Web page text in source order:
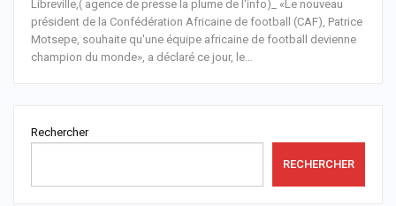
Libreville,( agence de presse la plume de l'info)_ «Le nouveau
président de la Confédération Africaine de football (CAF), Patrice
Motsepe, souhaite qu'une équipe africaine de football devienne
champion du monde», a déclaré ce jour, le
Rechercher
RECHERCHER